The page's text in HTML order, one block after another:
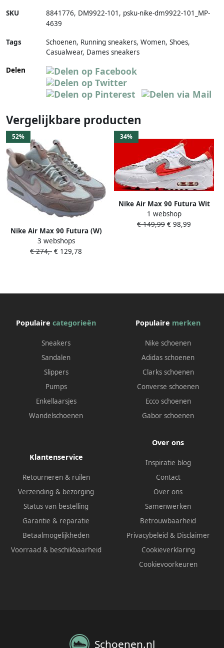
SKU 8841776, DM9922-101 , psku-nike-dm9922-101_MP-
4639
Tags
Schoenen, Running sneakers, Women, Shoes,
Casualwear, Dames sneakers
Delen
Vergelijkbare producten
52%
Nike Air Max 90 Futura (W)
Dames Sneakers Schoenen
Wit-Rosa DM9922
3 webshops
€ 274,- € 129,78
34%
Nike Air Max 90 Futura Wit
Rood Sneakers Doos Zonder
Deksel
1 webshop
€ 149,99 € 98,99
Populaire categorieën
Sneakers
Sandalen
Slippers
Pumps
Enkellaarsjes
Wandelschoenen
Populaire merken
Nike schoenen
Adidas schoenen
Clarks schoenen
Converse schoenen
Ecco schoenen
Gabor schoenen
Klantenservice
Retourneren & ruilen
Verzending & bezorging
Status van bestelling
Garantie & reparatie
Betaalmogelijkheden
Voorraad & beschikbaarheid
Over ons
Inspiratie blog
Contact
Over ons
Samenwerken
Betrouwbaarheid
Privacybeleid & Disclaimer
Cookieverklaring
Cookievoorkeuren
Schoenen.nl